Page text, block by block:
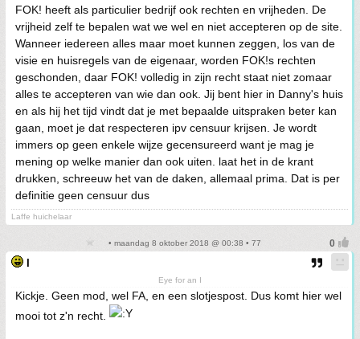
FOK! heeft als particulier bedrijf ook rechten en vrijheden. De
vrijheid zelf te bepalen wat we wel en niet accepteren op de site.
Wanneer iedereen alles maar moet kunnen zeggen, los van de
visie en huisregels van de eigenaar, worden FOK!s rechten
geschonden, daar FOK! volledig in zijn recht staat niet zomaar
alles te accepteren van wie dan ook. Jij bent hier in Danny's huis
en als hij het tijd vindt dat je met bepaalde uitspraken beter kan
gaan, moet je dat respecteren ipv censuur krijsen. Je wordt
immers op geen enkele wijze gecensureerd want je mag je
mening op welke manier dan ook uiten. laat het in de krant
drukken, schreeuw het van de daken, allemaal prima. Dat is per
definitie geen censuur dus
Laffe huichelaar
• maandag 8 oktober 2018 @ 00:38 • 77
Eye for an I
Kickje. Geen mod, wel FA, en een slotjespost. Dus komt hier wel
mooi tot z'n recht.